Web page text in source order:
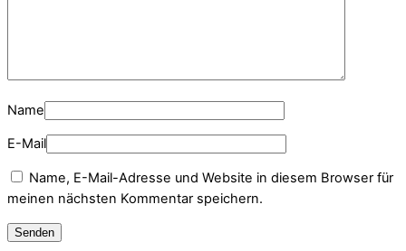
Name
E-Mail
Name, E-Mail-Adresse und Website in diesem Browser für
meinen nächsten Kommentar speichern.